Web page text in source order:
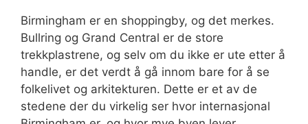
Birmingham er en shoppingby, og det merkes.
Bullring og Grand Central er de store
trekkplastrene, og selv om du ikke er ute etter å
handle, er det verdt å gå innom bare for å se
folkelivet og arkitekturen. Dette er et av de
stedene der du virkelig ser hvor internasjonal